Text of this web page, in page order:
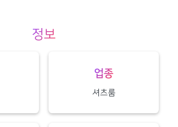
정보
업종
셔츠룸